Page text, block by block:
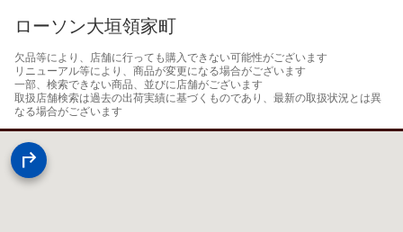
ローソン大垣領家町
欠品等により、店舗に行っても購入できない可能性がございます
リニューアル等により、商品が変更になる場合がございます
一部、検索できない商品、並びに店舗がございます
取扱店舗検索は過去の出荷実績に基づくものであり、最新の取扱状況とは異
なる場合がございます